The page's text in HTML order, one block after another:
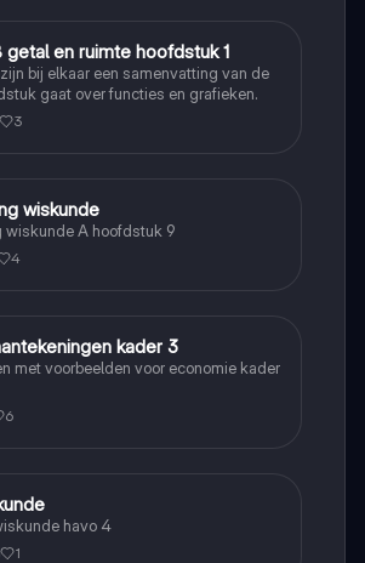
getal en ruimte hoofdstuk 1
bij elkaar een samenvatting van de
gaat over functies en grafieken.
3
wiskunde
wiskunde A hoofdstuk 9
4
Ondernemen kader 3
met voorbeelden voor economie kader
6
havo 4
1